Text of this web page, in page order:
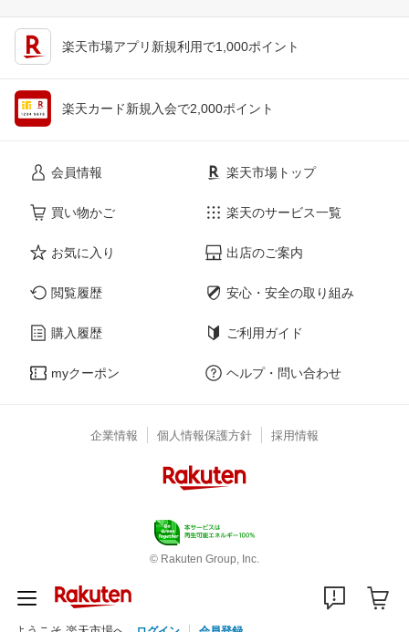
楽天市場アプリ新規利用で1,000ポイント
楽天カード新規入会で2,000ポイント
会員情報
買い物かご
お気に入り
閲覧履歴
購入履歴
myクーポン
楽天市場トップ
楽天のサービス一覧
出店のご案内
安心・安全の取り組み
ご利用ガイド
ヘルプ・問い合わせ
企業情報 個人情報保護方針 採用情報
© Rakuten Group, Inc.